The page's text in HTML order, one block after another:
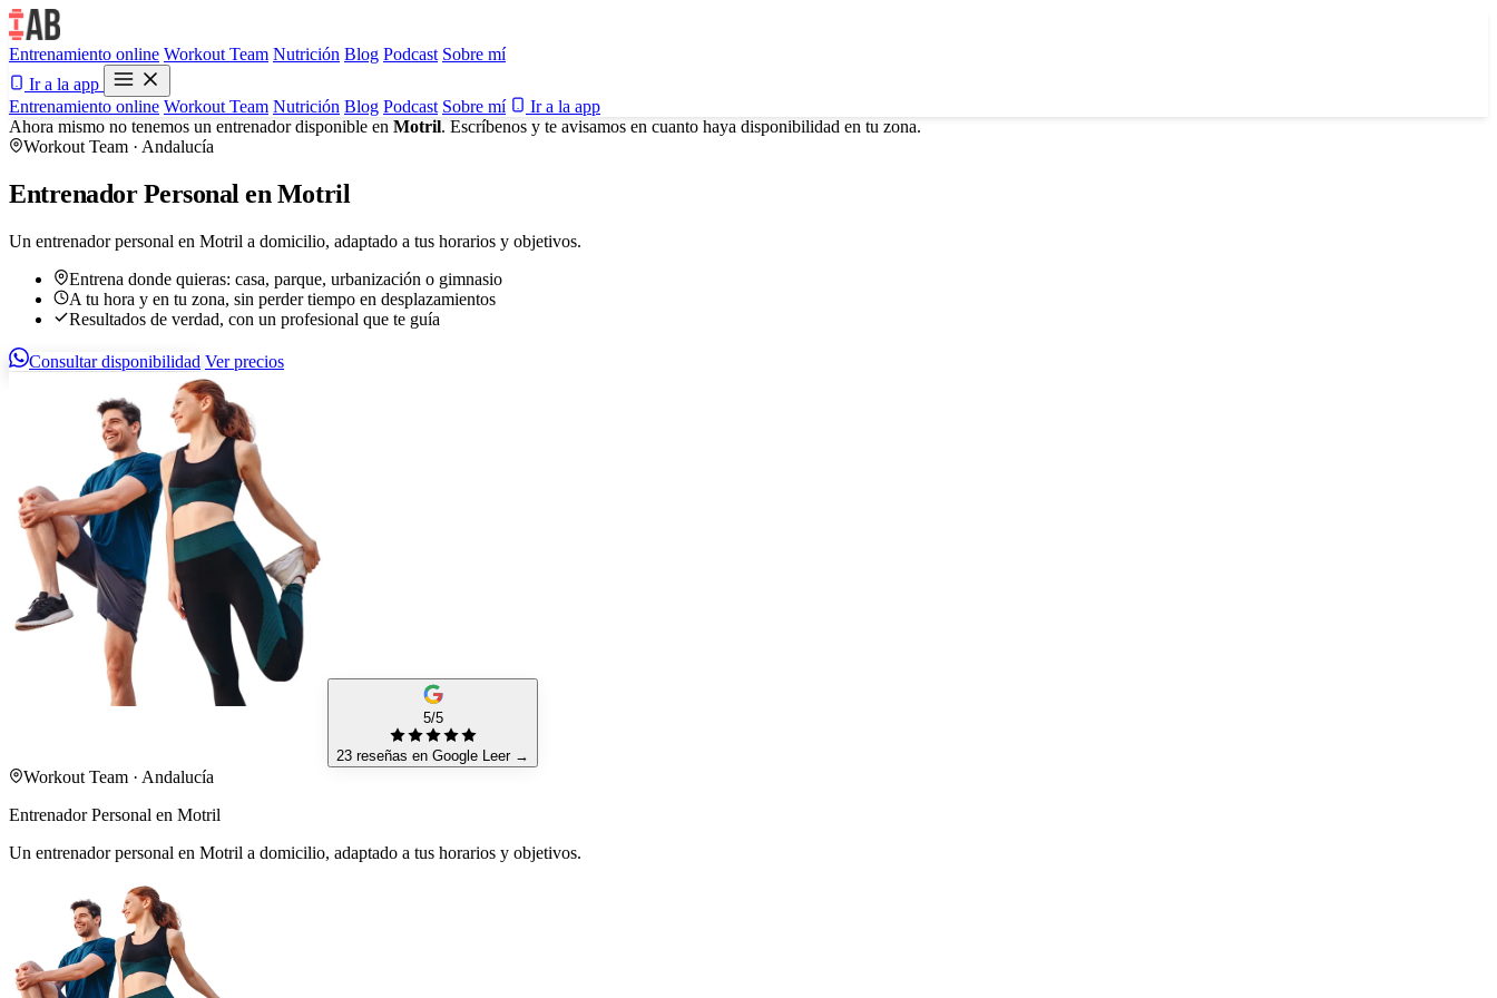
Entrenamiento online Workout Team Nutrición Blog Podcast Sobre mí
Ir a la app
Entrenamiento online Workout Team Nutrición Blog Podcast Sobre mí
Ir a la app
Ahora mismo no tenemos un entrenador disponible en Motril. Escríbenos y te avisamos en cuanto haya disponibilidad en tu zona.
Workout Team · Andalucía
Entrenador Personal en Motril
Un entrenador personal en Motril a domicilio, adaptado a tus horarios y objetivos.
Entrena donde quieras: casa, parque, urbanización o gimnasio
A tu hora y en tu zona, sin perder tiempo en desplazamientos
Resultados de verdad, con un profesional que te guía
Consultar disponibilidad Ver precios
5/5
23 reseñas en Google Leer →
Workout Team · Andalucía
Entrenador Personal en Motril
Un entrenador personal en Motril a domicilio, adaptado a tus horarios y objetivos.